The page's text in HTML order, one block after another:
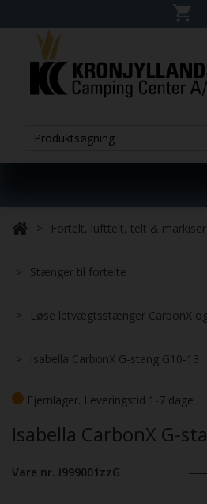
Fortelt, lufttelt, telt & markiser
Stænger til fortelte
Løse letvægtsstænger CarbonX
Isabella CarbonX G-stang G10-13
Fjernlager. Leveringstid 1-7 dage
Isabella CarbonX G-
Vare nr. I999001zzG